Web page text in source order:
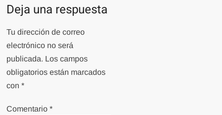
Deja una respuesta
Tu dirección de correo
electrónico no será
publicada. Los campos
obligatorios están marcados
con*
Comentario*